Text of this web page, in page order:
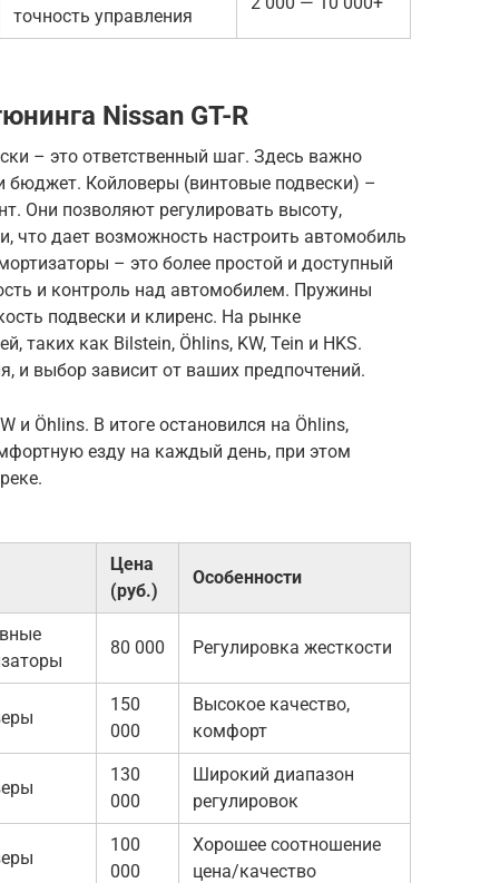
точность управления
Nissan GT-R
– это ответственный шаг. Здесь важно
бюджет. Койловеры (винтовые подвески) –
Они позволяют регулировать высоту,
что дает возможность настроить автомобиль
– это более простой и доступный
и контроль над автомобилем. Пружины
подвески и клиренс. На рынке
таких как Bilstein, Öhlins, KW, Tein и HKS.
и выбор зависит от ваших предпочтений.
Öhlins. В итоге остановился на Öhlins,
езду на каждый день, при этом
Цена
(руб.)
Особенности
80 000 Регулировка жесткости
150
000
Высокое качество,
комфорт
130
000
Широкий диапазон
регулировок
100
000
Хорошее соотношение
цена/качество